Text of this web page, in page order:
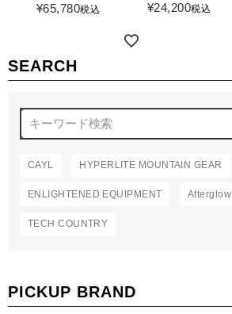
SEARCH
CAYL HYPERLITE MOUNTAIN GEAR
ENLIGHTENED EQUIPMENT Afterglow
TECH COUNTRY
PICKUP BRAND
¥65,780税込 ¥24,200税込